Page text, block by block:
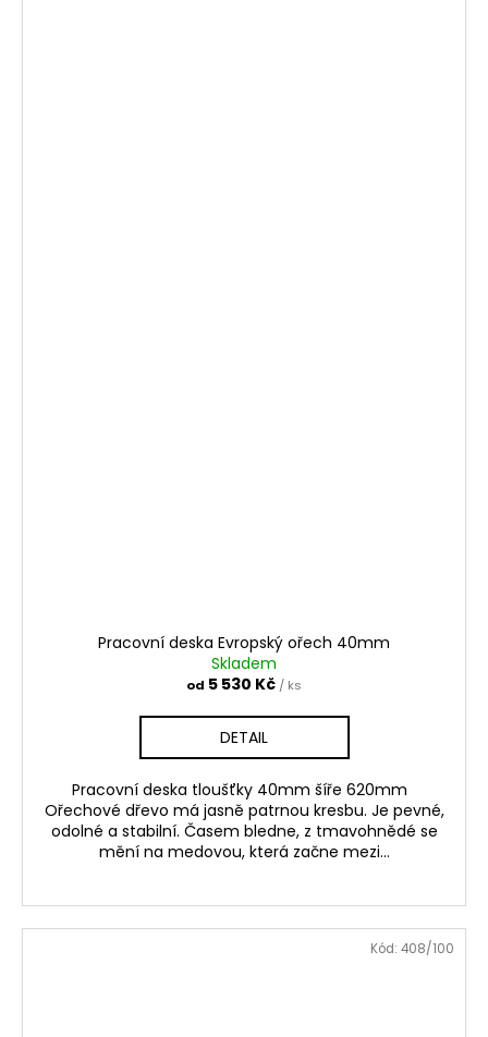
Pracovní deska Evropský ořech 40mm
Skladem
od 5 530 Kč / ks
DETAIL
Pracovní deska tloušťky 40mm šíře 620mm
Ořechové dřevo má jasně patrnou kresbu. Je pevné,
odolné a stabilní. Časem bledne, z tmavohnědé se
mění na medovou, která začne mezi...
Kód: 408/100